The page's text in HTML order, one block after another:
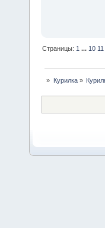
Страницы: 1 ... 10 11
» Курилка»